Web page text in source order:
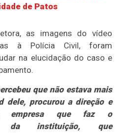
de Patos
as imagens do vídeo
à Polícia Civil, foram
na elucidação do caso e
que não estava mais
dele, procurou a direção e
empresa que faz o
da instituição, que